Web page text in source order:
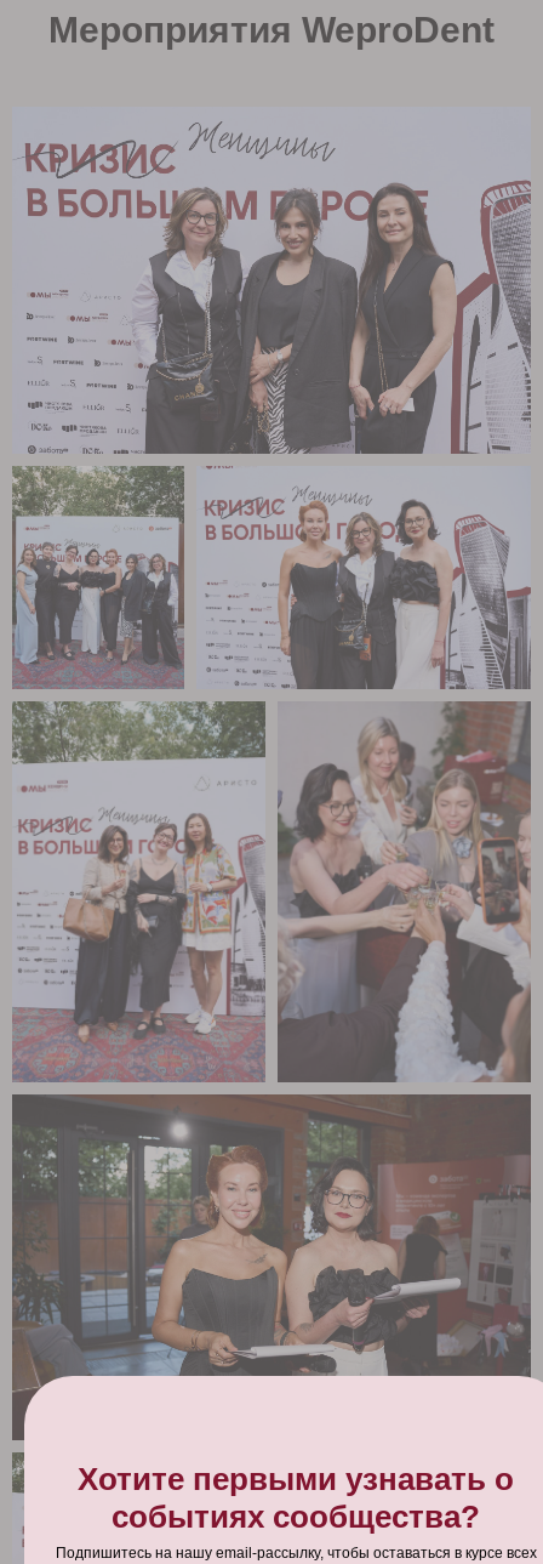
Мероприятия WeproDent
Хотите первыми узнавать о
событиях сообщества?
Подпишитесь на нашу email-рассылку, чтобы оставаться в курсе всех